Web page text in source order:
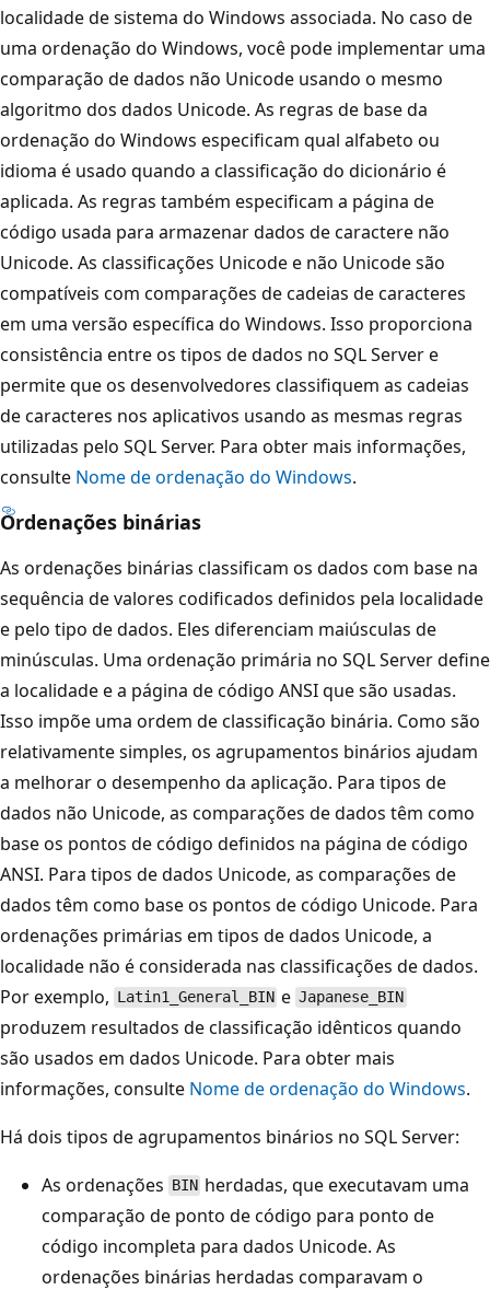
localidade de sistema do Windows associada. No caso de
uma ordenação do Windows, você pode implementar uma
comparação de dados não Unicode usando o mesmo
algoritmo dos dados Unicode. As regras de base da
ordenação do Windows especificam qual alfabeto ou
idioma é usado quando a classificação do dicionário é
aplicada. As regras também especificam a página de
código usada para armazenar dados de caractere não
Unicode. As classificações Unicode e não Unicode são
compatíveis com comparações de cadeias de caracteres
em uma versão específica do Windows. Isso proporciona
consistência entre os tipos de dados no SQL Server e
permite que os desenvolvedores classifiquem as cadeias
de caracteres nos aplicativos usando as mesmas regras
utilizadas pelo SQL Server. Para obter mais informações,
consulte Nome de ordenação do Windows.
Ordenações binárias
As ordenações binárias classificam os dados com base na
sequência de valores codificados definidos pela localidade
e pelo tipo de dados. Eles diferenciam maiúsculas de
minúsculas. Uma ordenação primária no SQL Server define
a localidade e a página de código ANSI que são usadas.
Isso impõe uma ordem de classificação binária. Como são
relativamente simples, os agrupamentos binários ajudam
a melhorar o desempenho da aplicação. Para tipos de
dados não Unicode, as comparações de dados têm como
base os pontos de código definidos na página de código
ANSI. Para tipos de dados Unicode, as comparações de
dados têm como base os pontos de código Unicode. Para
ordenações primárias em tipos de dados Unicode, a
localidade não é considerada nas classificações de dados.
Por exemplo, Latin1_General_BIN e Japanese_BIN
produzem resultados de classificação idênticos quando
são usados em dados Unicode. Para obter mais
informações, consulte Nome de ordenação do Windows.
Há dois tipos de agrupamentos binários no SQL Server:
As ordenações BIN herdadas, que executavam uma
comparação de ponto de código para ponto de
código incompleta para dados Unicode. As
ordenações binárias herdadas comparavam o